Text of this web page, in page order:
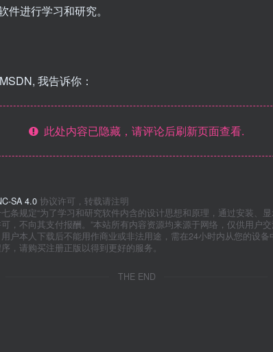
件进行学习和研究。
我告诉你：
此处内容已隐藏，请评论后刷新页面查看.
SA 4.0 协议许可，转载请注明
条规定“为了学习和研究软件内含的设计思想和原理，通过安装、
，不向其支付报酬。”本站所有内容资源均来源于网络，仅供用户
户本人下载后不能用作商业或非法用途，需在24小时内从您的设
，请购买注册正版以得到更好的服务。
THE END